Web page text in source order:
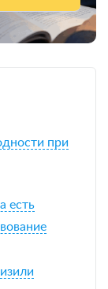
при
есть